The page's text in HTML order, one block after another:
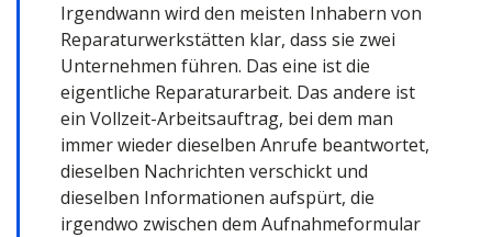
Irgendwann wird den meisten Inhabern von
Reparaturwerkstätten klar, dass sie zwei
Unternehmen führen. Das eine ist die
eigentliche Reparaturarbeit. Das andere ist
ein Vollzeit-Arbeitsauftrag, bei dem man
immer wieder dieselben Anrufe beantwortet,
dieselben Nachrichten verschickt und
dieselben Informationen aufspürt, die
irgendwo zwischen dem Aufnahmeformular